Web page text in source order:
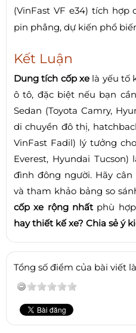
(VinFast VF e34) tích
pin phẳng, dự kiến phổ
Kết Luận
Dung tích cốp xe là yếu tố
ô tô, đặc biệt nếu bạn
Sedan (Toyota Camry,
di chuyển đô thị,
VinFast Fadil) lý tưởng
Everest, Hyundai
đình đông người. Hãy cân
và tham khảo bảng so
cốp xe rộng nhất phù
hay thiết kế xe? Chia sẻ ý
Tổng số điểm của bài viết